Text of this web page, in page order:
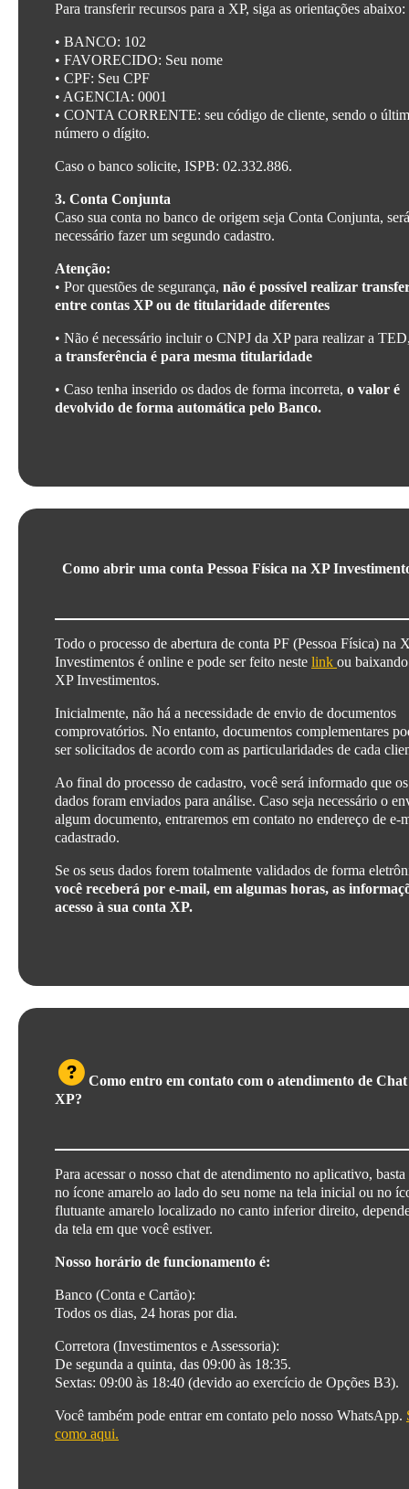
Para transferir recursos para a XP, siga as orientações abaixo:
• BANCO: 102
• FAVORECIDO: Seu nome
• CPF: Seu CPF
• AGENCIA: 0001
• CONTA CORRENTE: seu código de cliente, sendo o
número o dígito.
Caso o banco solicite, ISPB: 02.332.886.
3. Conta Conjunta
Caso sua conta no banco de origem seja Conta Conjunta, será
necessário fazer um segundo cadastro.
Atenção:
• Por questões de segurança, não é possível realizar
entre contas XP ou de titularidade diferentes
• Não é necessário incluir o CNPJ da XP para realizar a
a transferência é para mesma titularidade
• Caso tenha inserido os dados de forma incorreta, o valor é
devolvido de forma automática pelo Banco.
Como abrir uma conta Pessoa Física na XP
Todo o processo de abertura de conta PF (Pessoa Física) na
Investimentos é online e pode ser feito neste link ou
XP Investimentos.
Inicialmente, não há a necessidade de envio de documentos
comprovatórios. No entanto, documentos complementares
ser solicitados de acordo com as particularidades de cada
Ao final do processo de cadastro, você será informado que os
dados foram enviados para análise. Caso seja necessário o
algum documento, entraremos em contato no endereço de e-
cadastrado.
Se os seus dados forem totalmente validados de forma
você receberá por e-mail, em algumas horas, as
acesso à sua conta XP.
Como entro em contato com o atendimento de
XP?
Para acessar o nosso chat de atendimento no aplicativo,
no ícone amarelo ao lado do seu nome na tela inicial ou no
flutuante amarelo localizado no canto inferior direito,
da tela em que você estiver.
Nosso horário de funcionamento é:
Banco (Conta e Cartão):
Todos os dias, 24 horas por dia.
Corretora (Investimentos e Assessoria):
De segunda a quinta, das 09:00 às 18:35.
Sextas: 09:00 às 18:40 (devido ao exercício de Opções B3).
Você também pode entrar em contato pelo nosso WhatsApp.
como aqui.